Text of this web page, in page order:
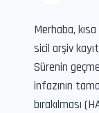
Merhaba,
sicil arşiv
Sürenin
infazının
bırakılması